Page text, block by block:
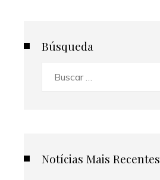
Búsqueda
Notícias Mais Recentes